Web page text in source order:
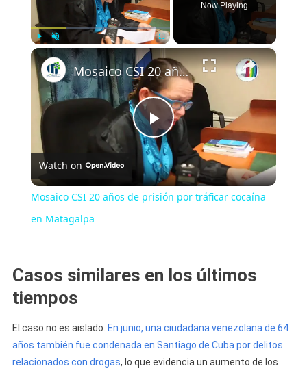
Unmute
Now Playing
×
Play
Video
Mosaico CSI 20 años de prisión por tráficar cocaína en Matagalpa
Watch on
Mosaico CSI 20 años de prisión por tráficar cocaína
en Matagalpa
Casos similares en los últimos
tiempos
El caso no es aislado. En junio, una ciudadana venezolana de 64
años también fue condenada en Santiago de Cuba por delitos
relacionados con drogas, lo que evidencia un aumento de los